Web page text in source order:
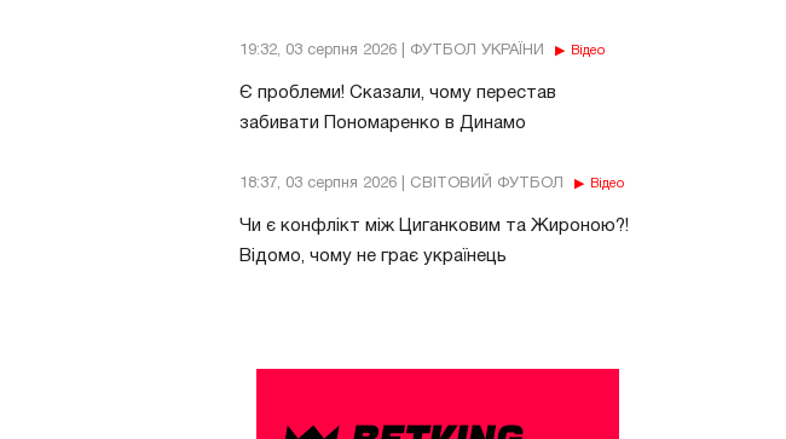
19:32, 03 серпня 2026 | ФУТБОЛ УКРАЇНИ Відео
Є проблеми! Сказали, чому перестав
забивати Пономаренко в Динамо
18:37, 03 серпня 2026 | СВІТОВИЙ ФУТБОЛ Відео
Чи є конфлікт між Циганковим та Жироною?!
Відомо, чому не грає українець